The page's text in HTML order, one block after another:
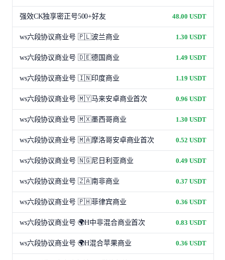
强效CK独享密正号500+好友 48.00 USDT
ws六段协议商业号 🇵🇱波兰商业 1.30 USDT
ws六段协议商业号 🇩🇪德国商业 1.49 USDT
ws六段协议商业号 🇮🇳印度商业 1.19 USDT
ws六段协议商业号 🇲🇾马来安卓商业首次 0.96 USDT
ws六段协议商业号 🇲🇽墨西哥商业 1.30 USDT
ws六段协议商业号 🇲🇦摩洛哥安卓商业首次 0.52 USDT
ws六段协议商业号 🇳🇬尼日利亚商业 0.49 USDT
ws六段协议商业号 🇿🇦南非商业 0.37 USDT
ws六段协议商业号 🇵🇭菲律宾商业 0.36 USDT
ws六段协议商业号 🌍H中非混合商业首次 0.83 USDT
ws六段协议商业号 🌍H混合苹果商业 0.36 USDT